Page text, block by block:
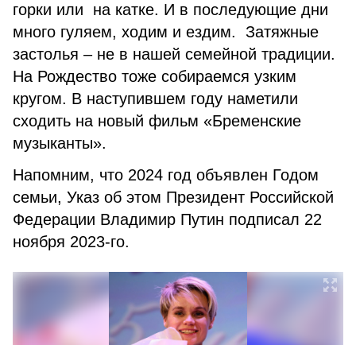
горки или на катке. И в последующие дни
много гуляем, ходим и ездим. Затяжные
застолья – не в нашей семейной традиции.
На Рождество тоже собираемся узким
кругом. В наступившем году наметили
сходить на новый фильм «Бременские
музыканты».
Напомним, что 2024 год объявлен Годом
семьи, Указ об этом Президент Российской
Федерации Владимир Путин подписал 22
ноября 2023-го.